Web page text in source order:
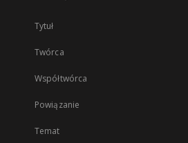
Tytuł
Twórca
Współtwórca
Powiązanie
Temat